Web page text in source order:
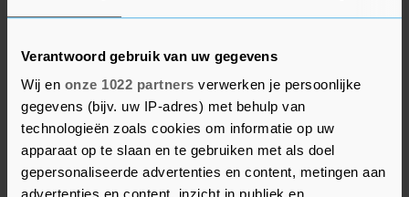
Verantwoord gebruik van uw gegevens
Wij en onze 1022 partners verwerken je persoonlijke
gegevens (bijv. uw IP-adres) met behulp van
technologieën zoals cookies om informatie op uw
apparaat op te slaan en te gebruiken met als doel
gepersonaliseerde advertenties en content, metingen aan
Opstelling Frankrijk: Maignan; Koundé,
Kanté en Rabiot; Dembélé, Thuram en
Griezmann.